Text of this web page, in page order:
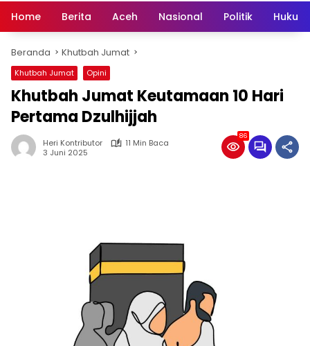
Home Berita Aceh Nasional Politik
Beranda Khutbah Jumat
Khutbah Jumat Opini
Khutbah Jumat Keutamaan 10 Hari
Pertama Dzulhijjah
Heri Kontributor
11 Min Baca
3 Juni 2025
86